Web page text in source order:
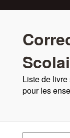
Liste de
pour les